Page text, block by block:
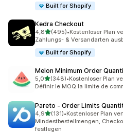
Built for Shopify
Kedra Checkout
4,8von 5 Sternen
(495)
495 Rezensionen insgesamt
•Kostenloser Plan
Zahlungs- & Versandarten
Built for Shopify
Melon Minimum Order
5,0von 5 Sternen
(348)
348 Rezensionen insgesamt
•Kostenloser Plan
Définir le MOQ la limite de
Pareto ‑ Order Limits
4,9von 5 Sternen
(131)
131 Rezensionen insgesamt
•Kostenloser Plan
Mindestbestellmengen,
festlegen